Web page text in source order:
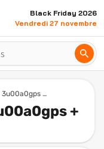
Black Friday 2026
Vendredi 27 novembre
Apple Watch Ultra 3u00a0gps Cellularu00a0 49mmu00a0natural Titanium Case Bluebright Blue Trail Loop
+